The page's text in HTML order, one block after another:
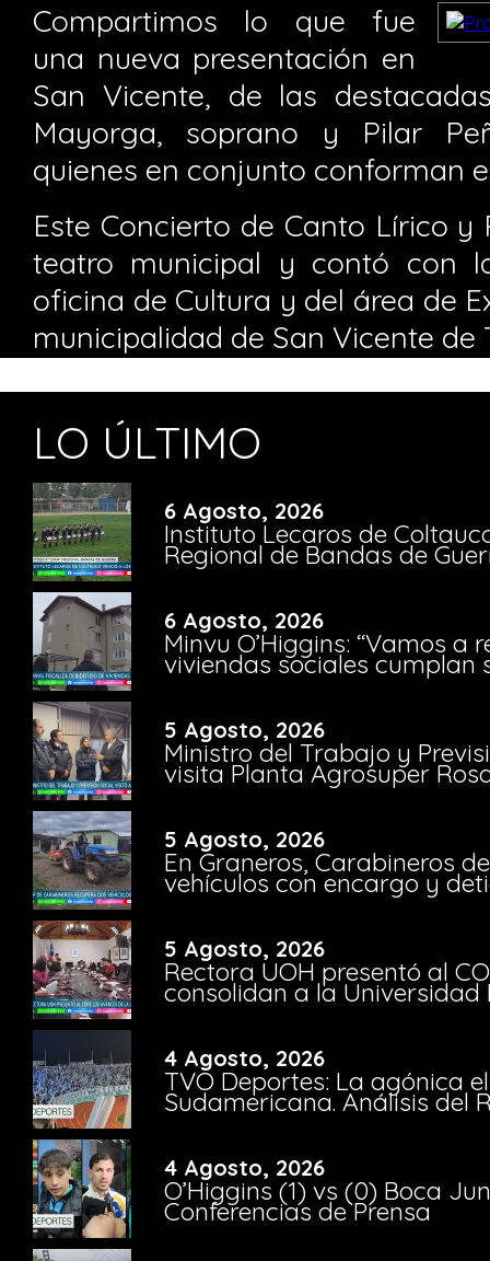
Compartimos lo que fue
una nueva presentación en
San Vicente, de las
Mayorga, soprano y Pilar
quienes en conjunto conforman
Este Concierto de Canto Lírico y
teatro municipal y contó con
oficina de Cultura y del área de
municipalidad de San Vicente de
LO ÚLTIMO
6 Agosto, 2026
Instituto Lecaros de
Regional de Bandas de
6 Agosto, 2026
Minvu O’Higgins: “Vamos a
viviendas sociales cumplan
5 Agosto, 2026
Ministro del Trabajo y
visita Planta Agrosuper
5 Agosto, 2026
En Graneros, Carabineros
vehículos con encargo y
5 Agosto, 2026
Rectora UOH presentó al
consolidan a la Universidad
4 Agosto, 2026
TVO Deportes: La agónica
Sudamericana. Análisis del
4 Agosto, 2026
O’Higgins (1) vs (0) Boca
Conferencias de Prensa